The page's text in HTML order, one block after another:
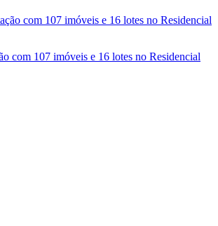
com 107 imóveis e 16 lotes no Residencial